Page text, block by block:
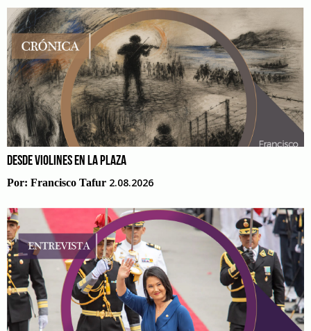
DESDE VIOLINES EN LA PLAZA
Por: Francisco Tafur 2.08.2026